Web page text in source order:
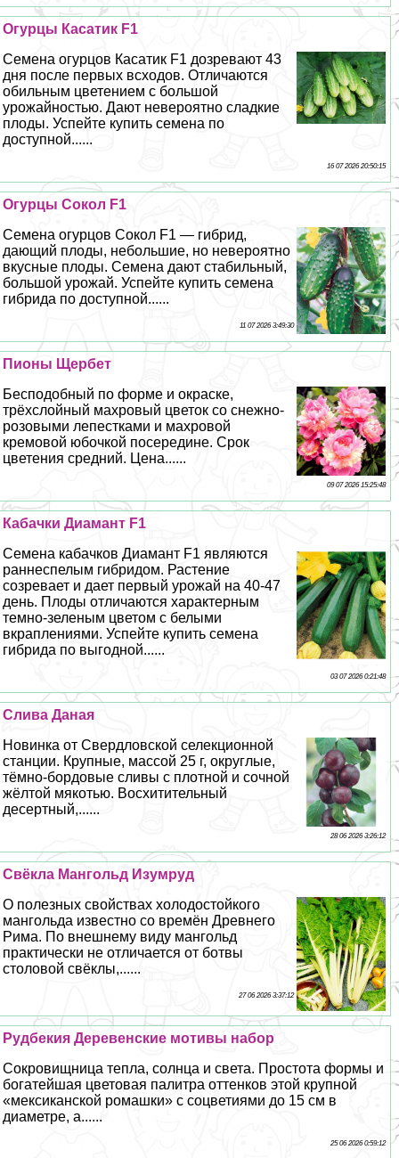
Огурцы Касатик F1
Семена огурцов Касатик F1 дозревают 43
дня после первых всходов. Отличаются
обильным цветением с большой
урожайностью. Дают невероятно сладкие
плоды. Успейте купить семена по
доступной......
16 07 2026 20:50:15
Огурцы Сокол F1
Семена огурцов Сокол F1 — гибрид,
дающий плоды, небольшие, но невероятно
вкусные плоды. Семена дают стабильный,
большой урожай. Успейте купить семена
гибрида по доступной......
11 07 2026 3:49:30
Пионы Щербет
Бесподобный по форме и окраске,
трёхслойный махровый цветок со снежно-
розовыми лепестками и махровой
кремовой юбочкой посередине. Срок
цветения средний. Цена......
09 07 2026 15:25:48
Кабачки Диамант F1
Семена кабачков Диамант F1 являются
раннеспелым гибридом. Растение
созревает и дает первый урожай на 40-47
день. Плоды отличаются хаpaктерным
темно-зеленым цветом с белыми
вкраплениями. Успейте купить семена
гибрида по выгодной......
03 07 2026 0:21:48
Слива Даная
Новинка от Свердловской селекционной
станции. Крупные, массой 25 г, округлые,
тёмно-бордовые сливы с плотной и сочной
жёлтой мякотью. Восхитительный
десертный,......
28 06 2026 3:26:12
Свёкла Мангольд Изумруд
О полезных свойствах холодостойкого
мангольда известно со времён Древнего
Рима. По внешнему виду мангольд
пpaктически не отличается от ботвы
столовой свёклы,......
27 06 2026 3:37:12
Рудбекия Деревенские мотивы набор
Сокровищница тепла, солнца и света. Простота формы и
богатейшая цветовая палитра оттенков этой крупной
«мексиканской ромашки» с соцветиями до 15 см в
диаметре, а......
25 06 2026 0:59:12